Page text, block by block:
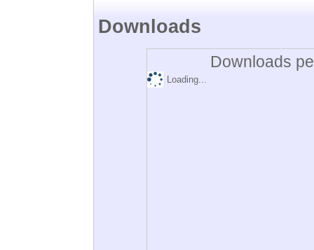
Downloads
Downloads
Loading...